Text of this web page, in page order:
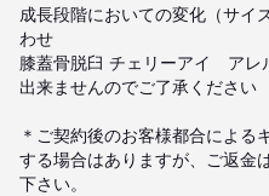
成長段階においての変化（サイ
わせ
膝蓋骨脱臼 チェリーアイ　ア
出来ませんのでご了承ください
＊ご契約後のお客様都合による
する場合はありますが、ご返金
下さい。